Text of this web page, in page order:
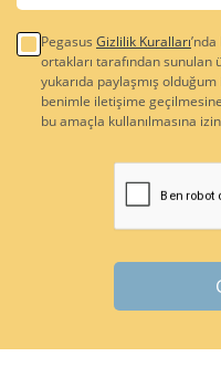
Pegasus Gizlilik Kuralları
ortakları tarafından
yukarıda paylaşmış
benimle iletişime
bu amaçla kullanılmasına